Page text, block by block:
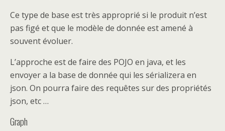
Ce type de base est très approprié si le produit n’est
pas figé et que le modèle de donnée est amené à
souvent évoluer.
L’approche est de faire des POJO en java, et les
envoyer a la base de donnée qui les sérializera en
json. On pourra faire des requêtes sur des propriétés
json, etc …
Graph